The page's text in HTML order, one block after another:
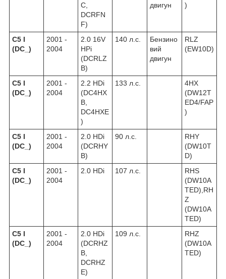
C,
DCRFN
F)
двигун
)
C5 I
(DC_)
2001 -
2004
2.0 16V
HPi
(DCRLZ
B)
140 л.с.
Бензино
вий
двигун
RLZ
(EW10D)
C5 I
(DC_)
2001 -
2004
2.2 HDi
(DC4HX
B,
DC4HXE
)
133 л.с.
4HX
(DW12T
ED4/FAP
)
C5 I
(DC_)
2001 -
2004
2.0 HDi
(DCRHY
B)
90 л.с.
RHY
(DW10T
D)
C5 I
(DC_)
2001 -
2004
2.0 HDi 107 л.с.
RHS
(DW10A
TED),RH
Z
(DW10A
TED)
C5 I
(DC_)
2001 -
2004
2.0 HDi
(DCRHZ
B,
DCRHZ
E)
109 л.с.
RHZ
(DW10A
TED)